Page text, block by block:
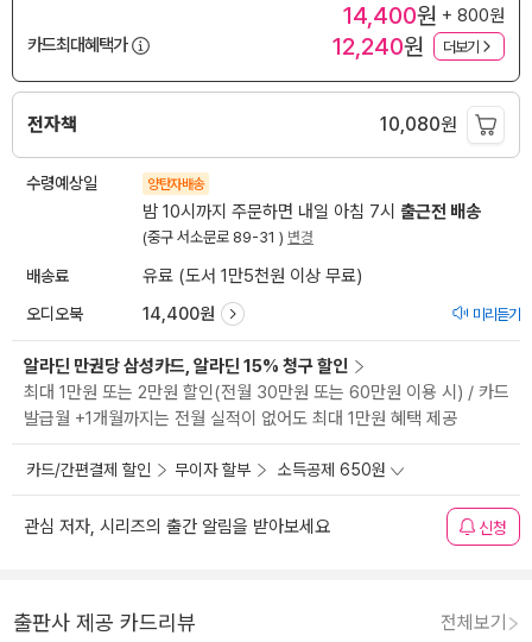
14,400원 + 800원
카드최대혜택가
12,240원 더보기
전자책 10,080원
수령예상일 양탄자배송
밤 10시까지 주문하면 내일 아침 7시 출근전 배송
(중구 서소문로 89-31 ) 변경
배송료 유료 (도서 1만5천원 이상 무료)
오디오북 14,400원 미리듣기
알라딘 만권당 삼성카드, 알라딘 15% 청구 할인
최대 1만원 또는 2만원 할인(전월 30만원 또는 60만원 이용 시) / 카드
발급월 +1개월까지는 전월 실적이 없어도 최대 1만원 혜택 제공
카드/간편결제 할인 무이자 할부 소득공제 650원
관심 저자, 시리즈의 출간 알림을 받아보세요 신청
출판사 제공 카드리뷰 전체보기